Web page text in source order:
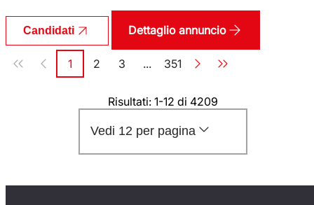
Candidati Dettaglio annuncio
Paginazione
Pagina
1 Pagina
2 Pagina
3 ... Pagina
351
Risultati: 1-12 di 4209
Vedi 12 per pagina